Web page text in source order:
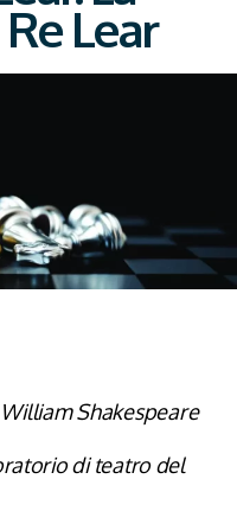
Lear
Shakespeare
di teatro del